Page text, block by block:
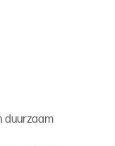
duurzaam